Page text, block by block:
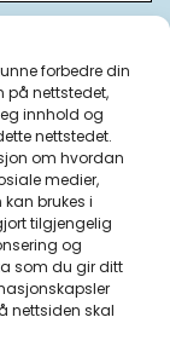
forbedre din
på nettstedet,
innhold og
nettstedet.
om hvordan
medier,
brukes i
tilgjengelig
og
som du gir ditt
nettsiden skal